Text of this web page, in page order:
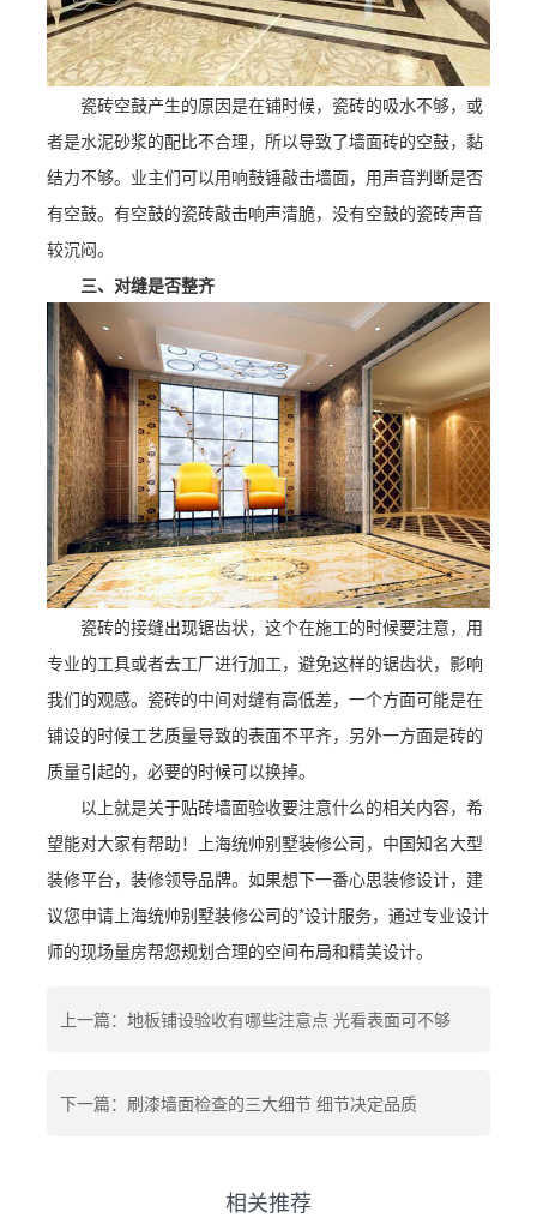
瓷砖空鼓产生的原因是在铺时候，瓷砖的吸水不够，或
者是水泥砂浆的配比不合理，所以导致了墙面砖的空鼓，黏
结力不够。业主们可以用响鼓锤敲击墙面，用声音判断是否
有空鼓。有空鼓的瓷砖敲击响声清脆，没有空鼓的瓷砖声音
较沉闷。
三、对缝是否整齐
瓷砖的接缝出现锯齿状，这个在施工的时候要注意，用
专业的工具或者去工厂进行加工，避免这样的锯齿状，影响
我们的观感。瓷砖的中间对缝有高低差，一个方面可能是在
铺设的时候工艺质量导致的表面不平齐，另外一方面是砖的
质量引起的，必要的时候可以换掉。
以上就是关于贴砖墙面验收要注意什么的相关内容，希
望能对大家有帮助！上海统帅别墅装修公司，中国知名大型
装修平台，装修领导品牌。如果想下一番心思装修设计，建
议您申请上海统帅别墅装修公司的*设计服务，通过专业设计
师的现场量房帮您规划合理的空间布局和精美设计。
上一篇：地板铺设验收有哪些注意点 光看表面可不够
下一篇：刷漆墙面检查的三大细节 细节决定品质
相关推荐